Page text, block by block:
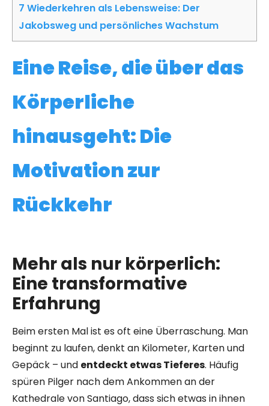
7 Wiederkehren als Lebensweise: Der
Jakobsweg und persönliches Wachstum
Eine Reise, die über das
Körperliche
hinausgeht: Die
Motivation zur
Rückkehr
Mehr als nur körperlich:
Eine transformative
Erfahrung
Beim ersten Mal ist es oft eine Überraschung. Man
beginnt zu laufen, denkt an Kilometer, Karten und
Gepäck – und entdeckt etwas Tieferes. Häufig
spüren Pilger nach dem Ankommen an der
Kathedrale von Santiago, dass sich etwas in ihnen